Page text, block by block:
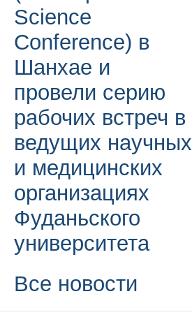
Science
Conference) в
Шанхае и
провели серию
рабочих встреч в
ведущих научных
и медицинских
организациях
Фуданьского
университета
Все новости